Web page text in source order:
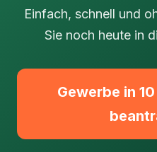
Einfach, schnell und
Sie noch heute in
Gewerbe in